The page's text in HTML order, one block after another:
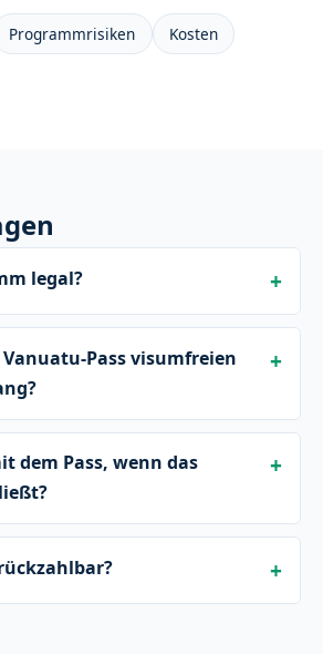
Programmrisiken
Kosten
legal?
Pass visumfreien
dem Pass, wenn das